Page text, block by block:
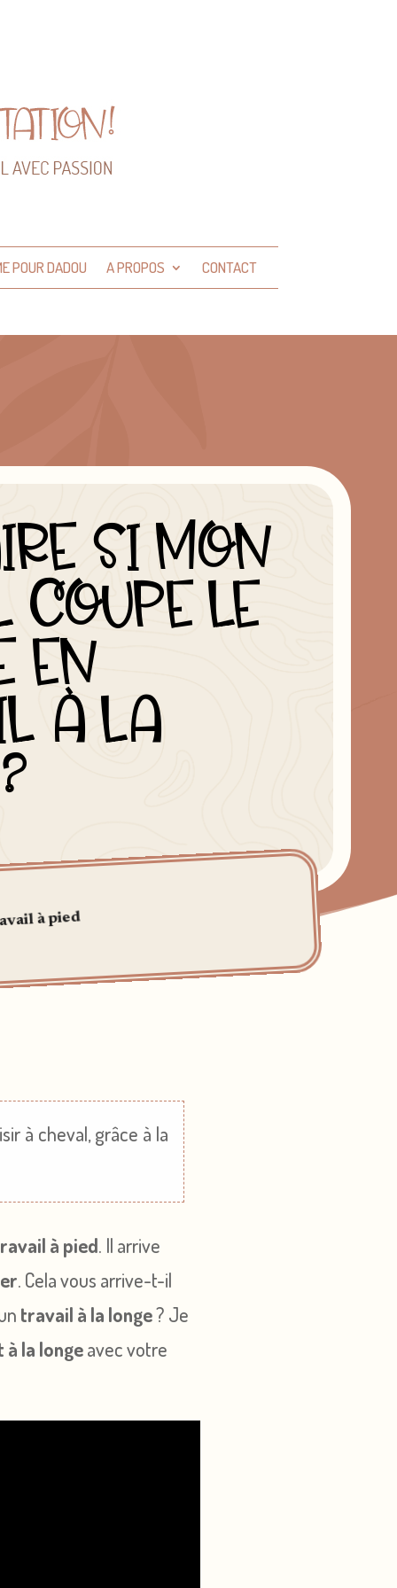
POUR DADOU A PROPOS CONTACT
SI MON
COUPE LE
EN
À LA
à pied
à cheval, grâce à la
à pied. Il arrive
. Cela vous arrive-t-il
travail à la longe? Je
à la longeavec votre